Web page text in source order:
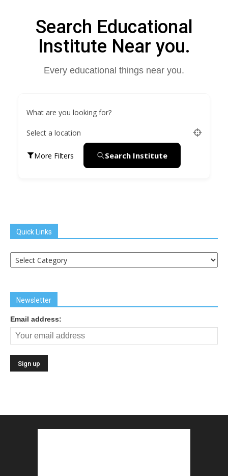
Search Educational
Institute Near you.
Every educational things near you.
What are you looking for?
Select a location
More Filters Search Institute
Quick Links
Quick
Links
Newsletter
Email address: